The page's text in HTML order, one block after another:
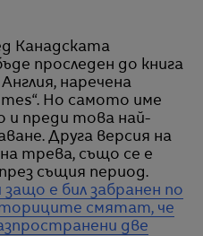
Канадската
проследен до книга
наречена
Но самото име
и преди това най-
Друга версия на
трева, също се е
същия период.
е бил забранен по
смятат, че
две